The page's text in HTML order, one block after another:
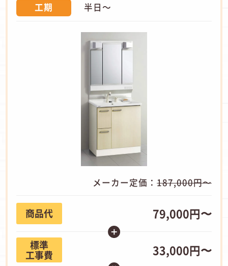
工期 半日～
メーカー定価：187,000円〜
商品代 79,000円〜
標準
工事費 33,000円〜